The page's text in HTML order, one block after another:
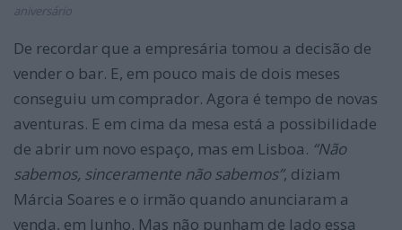
aniversário
De recordar que a empresária tomou a decisão de
vender o bar. E, em pouco mais de dois meses
conseguiu um comprador. Agora é tempo de novas
aventuras. E em cima da mesa está a possibilidade
de abrir um novo espaço, mas em Lisboa. “Não
sabemos, sinceramente não sabemos”, diziam
Márcia Soares e o irmão quando anunciaram a
venda, em Junho. Mas não punham de lado essa